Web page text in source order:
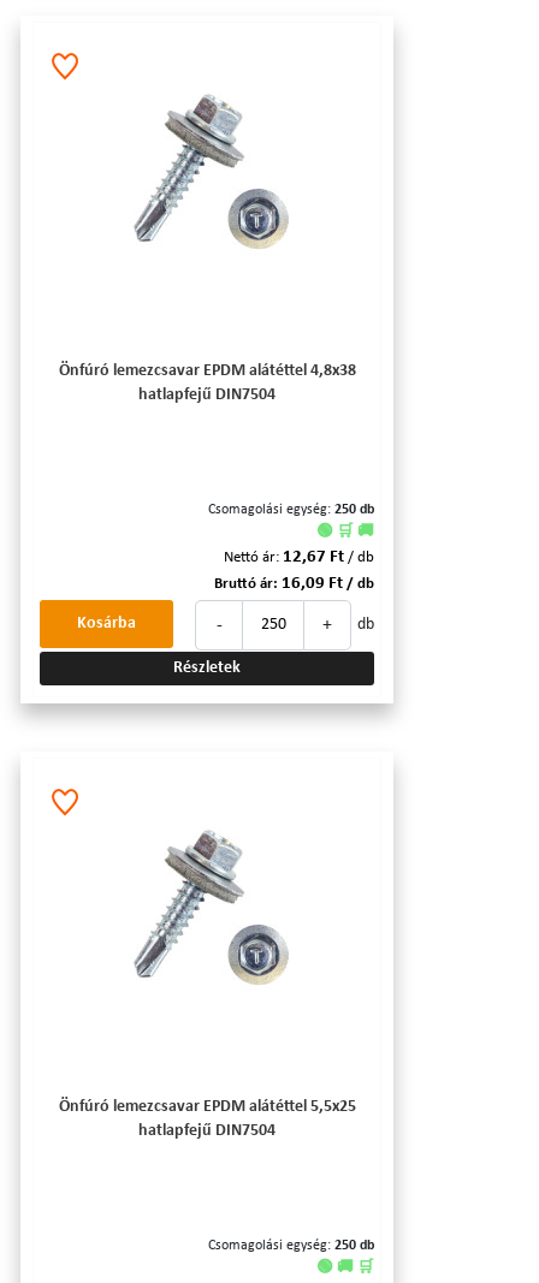
Önfúró lemezcsavar EPDM alátéttel 4,8x38
hatlapfejű DIN7504
Csomagolási egység: 250 db
🟢 🛒 🚚
Nettó ár: 12,67 Ft / db
Bruttó ár: 16,09 Ft / db
- + db
Kosárba
Részletek
Önfúró lemezcsavar EPDM alátéttel 5,5x25
hatlapfejű DIN7504
Csomagolási egység: 250 db
🟢 🚚 🛒